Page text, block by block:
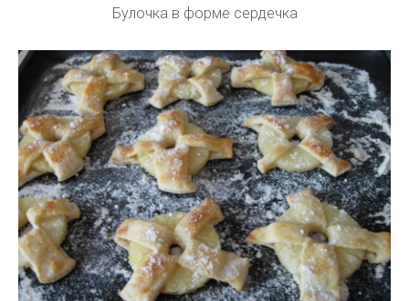
Булочка в форме сердечка